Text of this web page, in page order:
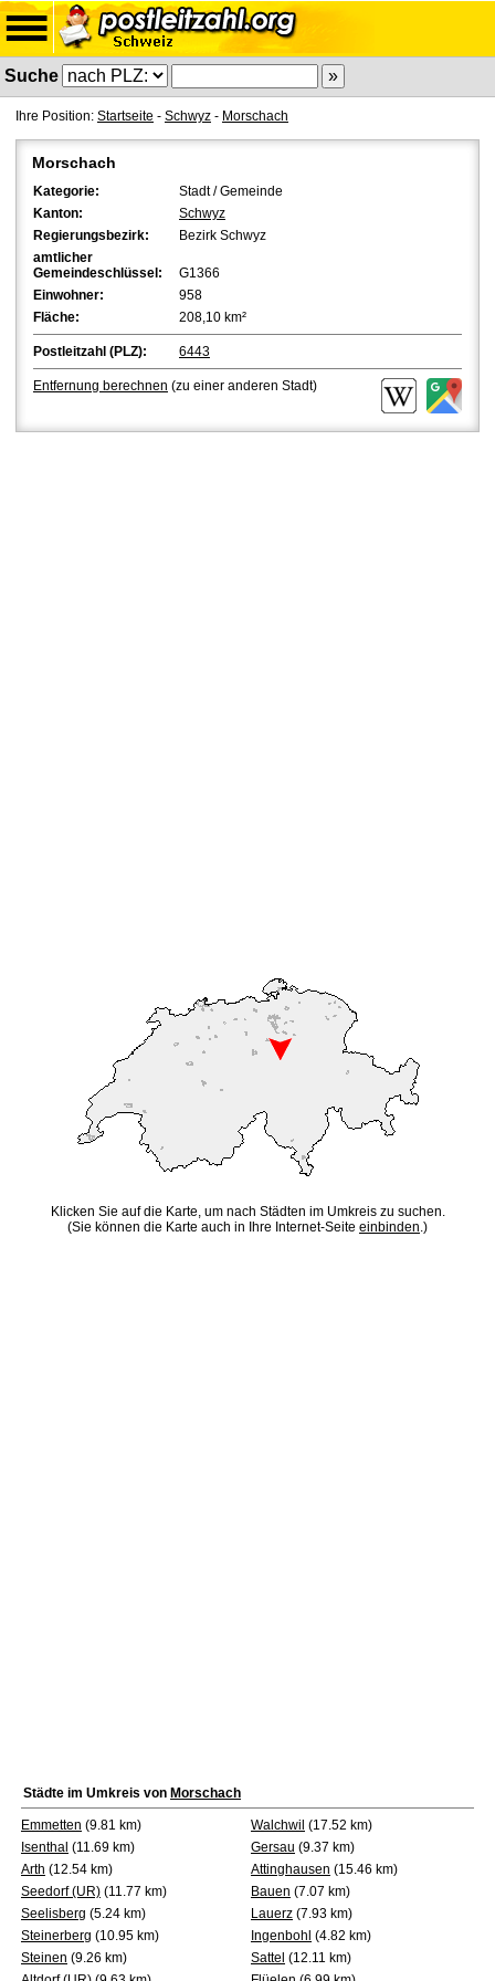
Suche
Ihre Position: Startseite - Schwyz - Morschach
Morschach
Kategorie:
Stadt / Gemeinde
Kanton:
Schwyz
Regierungsbezirk:
Bezirk Schwyz
amtlicher
Gemeindeschlüssel:
G1366
Einwohner:
958
Fläche:
208,10 km²
Postleitzahl (PLZ): 6443
Entfernung berechnen (zu einer anderen Stadt)
Klicken Sie auf die Karte, um nach Städten im Umkreis zu suchen.
(Sie können die Karte auch in Ihre Internet-Seite einbinden.)
Städte im Umkreis von Morschach
Emmetten (9.81 km) Walchwil (17.52 km)
Isenthal (11.69 km) Gersau (9.37 km)
Arth (12.54 km) Attinghausen (15.46 km)
Seedorf (UR) (11.77 km) Bauen (7.07 km)
Seelisberg (5.24 km) Lauerz (7.93 km)
Steinerberg (10.95 km) Ingenbohl (4.82 km)
Steinen (9.26 km) Sattel (12.11 km)